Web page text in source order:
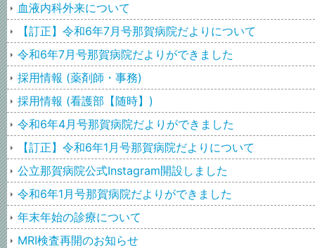
血液内科外来について
【訂正】令和6年7月号那賀病院だよりについて
令和6年7月号那賀病院だよりができました
採用情報 (薬剤師・事務)
採用情報 (看護部【随時】)
令和6年4月号那賀病院だよりができました
【訂正】令和6年1月号那賀病院だよりについて
公立那賀病院公式Instagram開設しました
令和6年1月号那賀病院だよりができました
年末年始の診療について
MRI検査再開のお知らせ